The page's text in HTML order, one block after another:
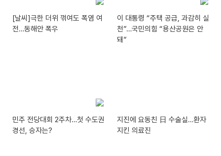
[날씨]극한 더위 꺾여도 폭염 여
전…동해안 폭우
이 대통령 “주택 공급, 과감히 실
천”…국민의힘 “용산공원은 안
돼”
민주 전당대회 2주차…첫 수도권
경선, 승자는?
지진에 요동친 日 수술실…환자
지킨 의료진